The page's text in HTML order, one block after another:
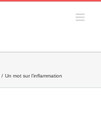
Un mot sur l’inflammation